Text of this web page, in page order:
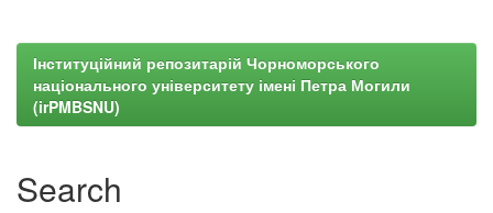
Інституційний репозитарій Чорноморського
національного університету імені Петра Могили
(irPMBSNU)
Search